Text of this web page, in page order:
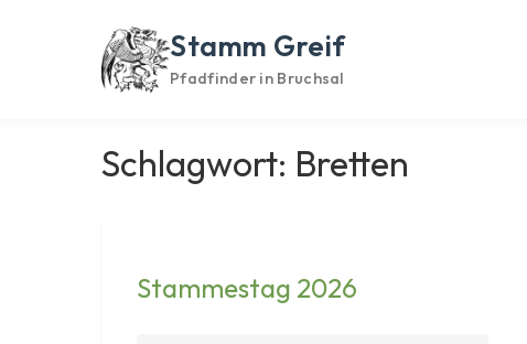
Stamm Greif
Pfadfinder in Bruchsal
Schlagwort: Bretten
Stammestag 2026